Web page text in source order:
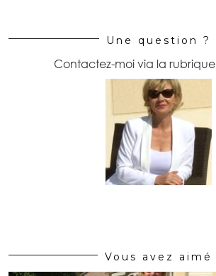
Une question ?
Contactez-moi via la rubrique
Vous avez aimé